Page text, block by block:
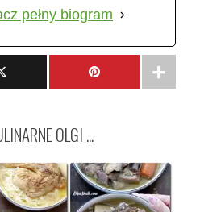
pełny biogram
OLGI ...